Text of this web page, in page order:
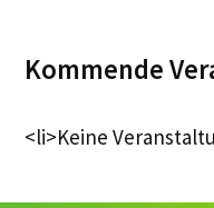
Kommende
<li>Keine